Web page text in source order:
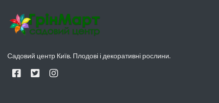
Садовий центр Київ. Плодові і декоративні рослини.